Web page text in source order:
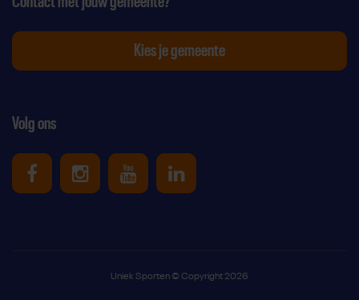
Volg ons
Uniek Sporten op Facebook
Uniek Sporten op Instagram
Uniek Sporten op Youtube
Uniek Sporten op
Kies je gemeente
Uniek Sporten © Copyright 2026